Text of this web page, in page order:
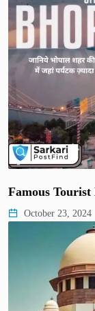
Famous Tourist
October 23, 2024